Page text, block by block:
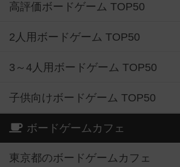
高評価ボードゲーム TOP50
2人用ボードゲーム TOP50
3～4人用ボードゲーム TOP50
子供向けボードゲーム TOP50
ボードゲームカフェ
東京都のボードゲームカフェ